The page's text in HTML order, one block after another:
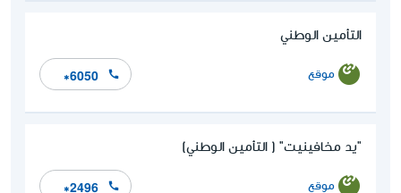
التأمين الوطني
موقع *6050
"يد مخافينيت" ( التأمين الوطني)
موقع *2496